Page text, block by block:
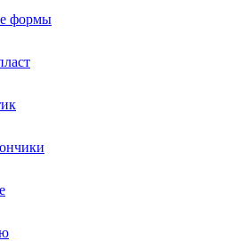
формы